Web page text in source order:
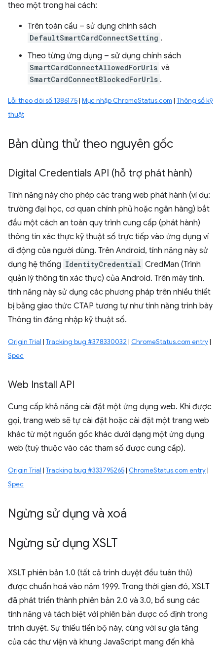
theo một trong hai cách:
Trên toàn cầu – sử dụng chính sách
DefaultSmartCardConnectSetting .
Theo từng ứng dụng – sử dụng chính sách
SmartCardConnectAllowedForUrls và
SmartCardConnectBlockedForUrls .
Lỗi theo dõi số 1386175| Mục nhập ChromeStatus.com | Thông số kỹ
thuật
Bản dùng thử theo nguyên gốc
Digital Credentials API (hỗ trợ phát hành)
Tính năng này cho phép các trang web phát hành (ví dụ:
trường đại học, cơ quan chính phủ hoặc ngân hàng) bắt
đầu một cách an toàn quy trình cung cấp (phát hành)
thông tin xác thực kỹ thuật số trực tiếp vào ứng dụng ví
di động của người dùng. Trên Android, tính năng này sử
dụng hệ thống IdentityCredential CredMan (Trình
quản lý thông tin xác thực) của Android. Trên máy tính,
tính năng này sử dụng các phương pháp trên nhiều thiết
bị bằng giao thức CTAP tương tự như tính năng trình bày
Thông tin đăng nhập kỹ thuật số.
Origin Trial | Tracking bug #378330032 | ChromeStatus.com entry|
Spec
Web Install API
Cung cấp khả năng cài đặt một ứng dụng web. Khi được
gọi, trang web sẽ tự cài đặt hoặc cài đặt một trang web
khác từ một nguồn gốc khác dưới dạng một ứng dụng
web (tuỳ thuộc vào các tham số được cung cấp).
Origin Trial | Tracking bug #333795265| ChromeStatus.com entry|
Spec
Ngừng sử dụng và xoá
Ngừng sử dụng XSLT
XSLT phiên bản 1.0 (tất cả trình duyệt đều tuân thủ)
được chuẩn hoá vào năm 1999. Trong thời gian đó, XSLT
đã phát triển thành phiên bản 2.0 và 3.0, bổ sung các
tính năng và tách biệt với phiên bản được cố định trong
trình duyệt. Sự thiếu tiến bộ này, cùng với sự gia tăng
của các thư viện và khung JavaScript mang đến khả